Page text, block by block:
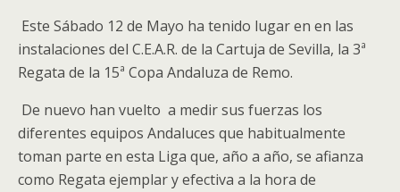
Este Sábado 12 de Mayo ha tenido lugar en en las
instalaciones del C.E.A.R. de la Cartuja de Sevilla, la 3ª
Regata de la 15ª Copa Andaluza de Remo.
De nuevo han vuelto a medir sus fuerzas los
diferentes equipos Andaluces que habitualmente
toman parte en esta Liga que, año a año, se afianza
como Regata ejemplar y efectiva a la hora de